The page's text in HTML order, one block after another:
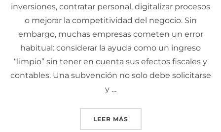
inversiones, contratar personal, digitalizar procesos
o mejorar la competitividad del negocio. Sin
embargo, muchas empresas cometen un error
habitual: considerar la ayuda como un ingreso
“limpio” sin tener en cuenta sus efectos fiscales y
contables. Una subvención no solo debe solicitarse
y …
LEER MÁS